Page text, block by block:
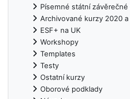
Písemné státní
Archivované kurzy 2020
ESF+ na UK
Workshopy
Templates
Testy
Ostatní kurzy
Oborové podklady